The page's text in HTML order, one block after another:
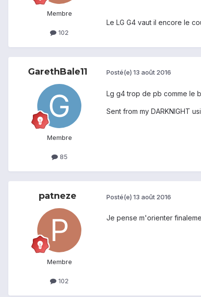
Membre
102
Le LG G4 vaut il encore le
GarethBale11
Membre
85
Posté(e) 13 août 2016
Lg g4 trop de pb comme le
Sent from my DARKNIGHT
patneze
Membre
102
Posté(e) 13 août 2016
Je pense m'orienter